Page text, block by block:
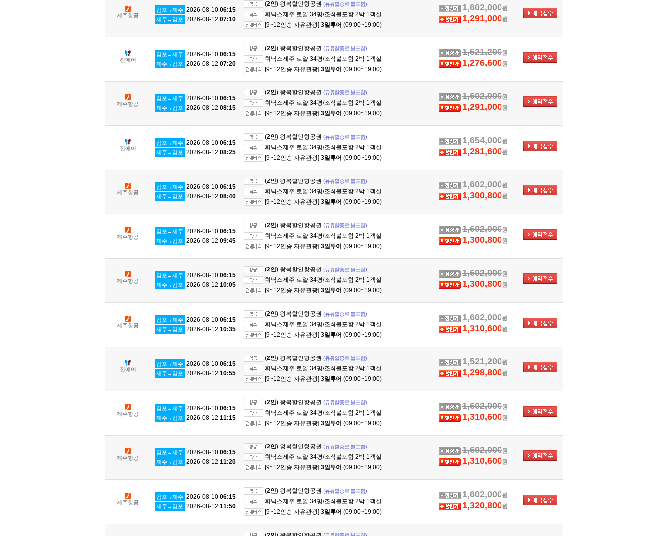
제주항공
김포→제주 2026-08-10 06:15
제주→김포 2026-08-12 07:10
(2인) 왕복할인항공권 (유류할증료 불포함)
휘닉스제주 로얄 34평/조식불포함 2박 1객실
[9~12인승 자유관광] 3일투어 (09:00~19:00)
1,602,000원
1,291,000원
진에어
김포→제주 2026-08-10 06:15
제주→김포 2026-08-12 07:20
(2인) 왕복할인항공권 (유류할증료 불포함)
휘닉스제주 로얄 34평/조식불포함 2박 1객실
[9~12인승 자유관광] 3일투어 (09:00~19:00)
1,521,200원
1,276,600원
제주항공
김포→제주 2026-08-10 06:15
제주→김포 2026-08-12 08:15
(2인) 왕복할인항공권 (유류할증료 불포함)
휘닉스제주 로얄 34평/조식불포함 2박 1객실
[9~12인승 자유관광] 3일투어 (09:00~19:00)
1,602,000원
1,291,000원
진에어
김포→제주 2026-08-10 06:15
제주→김포 2026-08-12 08:25
(2인) 왕복할인항공권 (유류할증료 불포함)
휘닉스제주 로얄 34평/조식불포함 2박 1객실
[9~12인승 자유관광] 3일투어 (09:00~19:00)
1,654,000원
1,281,600원
제주항공
김포→제주 2026-08-10 06:15
제주→김포 2026-08-12 08:40
(2인) 왕복할인항공권 (유류할증료 불포함)
휘닉스제주 로얄 34평/조식불포함 2박 1객실
[9~12인승 자유관광] 3일투어 (09:00~19:00)
1,602,000원
1,300,800원
제주항공
김포→제주 2026-08-10 06:15
제주→김포 2026-08-12 09:45
(2인) 왕복할인항공권 (유류할증료 불포함)
휘닉스제주 로얄 34평/조식불포함 2박 1객실
[9~12인승 자유관광] 3일투어 (09:00~19:00)
1,602,000원
1,300,800원
제주항공
김포→제주 2026-08-10 06:15
제주→김포 2026-08-12 10:05
(2인) 왕복할인항공권 (유류할증료 불포함)
휘닉스제주 로얄 34평/조식불포함 2박 1객실
[9~12인승 자유관광] 3일투어 (09:00~19:00)
1,602,000원
1,300,800원
제주항공
김포→제주 2026-08-10 06:15
제주→김포 2026-08-12 10:35
(2인) 왕복할인항공권 (유류할증료 불포함)
휘닉스제주 로얄 34평/조식불포함 2박 1객실
[9~12인승 자유관광] 3일투어 (09:00~19:00)
1,602,000원
1,310,600원
진에어
김포→제주 2026-08-10 06:15
제주→김포 2026-08-12 10:55
(2인) 왕복할인항공권 (유류할증료 불포함)
휘닉스제주 로얄 34평/조식불포함 2박 1객실
[9~12인승 자유관광] 3일투어 (09:00~19:00)
1,521,200원
1,298,800원
제주항공
김포→제주 2026-08-10 06:15
제주→김포 2026-08-12 11:15
(2인) 왕복할인항공권 (유류할증료 불포함)
휘닉스제주 로얄 34평/조식불포함 2박 1객실
[9~12인승 자유관광] 3일투어 (09:00~19:00)
1,602,000원
1,310,600원
제주항공
김포→제주 2026-08-10 06:15
제주→김포 2026-08-12 11:20
(2인) 왕복할인항공권 (유류할증료 불포함)
휘닉스제주 로얄 34평/조식불포함 2박 1객실
[9~12인승 자유관광] 3일투어 (09:00~19:00)
1,602,000원
1,310,600원
제주항공
김포→제주 2026-08-10 06:15
제주→김포 2026-08-12 11:50
(2인) 왕복할인항공권 (유류할증료 불포함)
휘닉스제주 로얄 34평/조식불포함 2박 1객실
[9~12인승 자유관광] 3일투어 (09:00~19:00)
1,602,000원
1,320,800원